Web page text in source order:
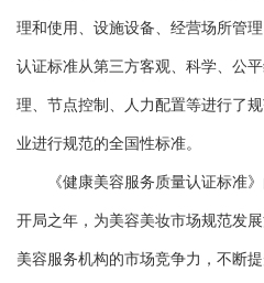
理和使用、设施设备、经营场所管
认证标准从第三方客观、科学、公
理、节点控制、人力配置等进行了
业进行规范的全国性标准。
《健康美容服务质量认证标准
开局之年，为美容美妆市场规范发
美容服务机构的市场竞争力，不断